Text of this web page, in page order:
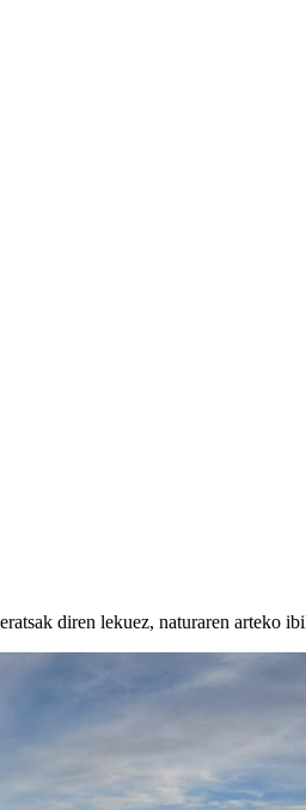
diren lekuez, naturaren arteko